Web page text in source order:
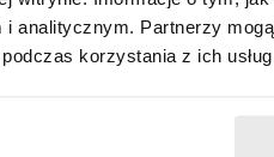
i analitycznym. Partnerzy
korzystania z ich